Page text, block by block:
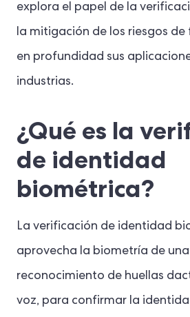
explora el papel de la
la mitigación de los riesgos de
en profundidad sus
industrias.
¿Qué es la
de identidad
biométrica?
La verificación de identidad
aprovecha la biometría de
reconocimiento de huellas
voz, para confirmar la